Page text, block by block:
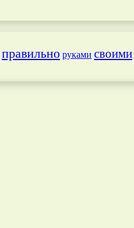
правильно руками своими